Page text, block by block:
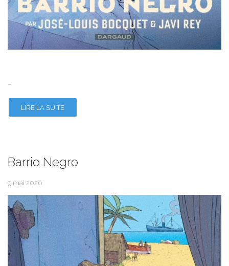
LIRE LA SUITE
Barrio Negro
9 mai 2026